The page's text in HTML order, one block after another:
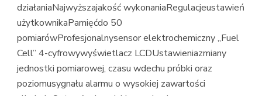
działaniaNajwyższajakość wykonaniaRegulacjeustawień
użytkownikaPamięćdo 50
pomiarówProfesjonalnysensor elektrochemiczny „Fuel
Cell” 4-cyfrowywyświetlacz LCDUstawieniazmiany
jednostki pomiarowej, czasu wdechu próbki oraz
poziomusygnału alarmu o wysokiej zawartości